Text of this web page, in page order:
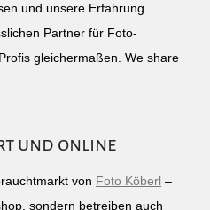
und unsere Erfahrung
Partner für Foto-
gleichermaßen. We share
und online
von Foto Köberl –
sondern betreiben auch